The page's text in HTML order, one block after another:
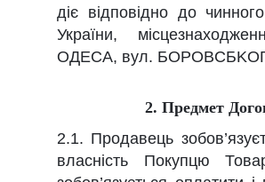
діє відповідно до
України,
ОДЕСА, вул.
2. Предмет
2.1. Продавець
власність Покупцю